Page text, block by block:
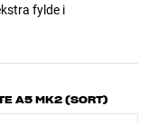
fylde i
A5 MK2 (SORT)